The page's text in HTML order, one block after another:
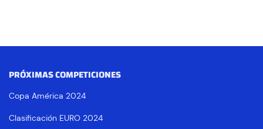
PRÓXIMAS COMPETICIONES
Copa América 2024
Clasificación EURO 2024